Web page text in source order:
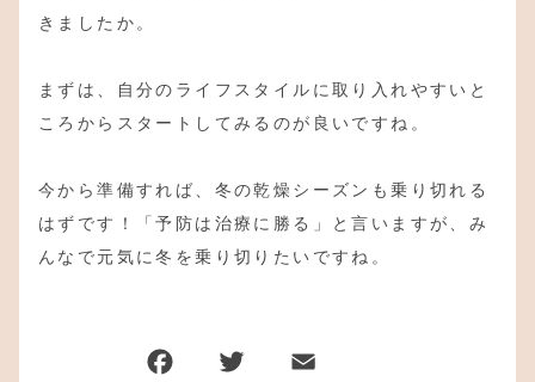
きましたか。
まずは、自分のライフスタイルに取り入れやすいと
ころからスタートしてみるのが良いですね。
今から準備すれば、冬の乾燥シーズンも乗り切れる
はずです！「予防は治療に勝る」と言いますが、み
んなで元気に冬を乗り切りたいですね。